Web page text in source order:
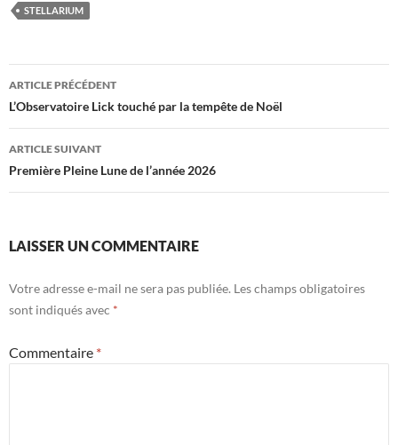
STELLARIUM
Navigation
des
articles
ARTICLE PRÉCÉDENT
L’Observatoire Lick touché par la tempête de Noël
ARTICLE SUIVANT
Première Pleine Lune de l’année 2026
LAISSER UN COMMENTAIRE
Votre adresse e-mail ne sera pas publiée. Les champs obligatoires
sont indiqués avec *
Commentaire *